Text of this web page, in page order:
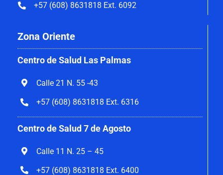
+57 (608) 8631818 Ext. 6092
Zona Oriente
Centro de Salud Las Palmas
Calle 21 N. 55 -43
+57 (608) 8631818 Ext. 6316
Centro de Salud 7 de Agosto
Calle 11 N. 25 – 45
+57 (608) 8631818 Ext. 6400